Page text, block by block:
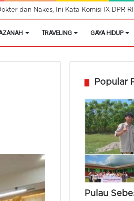
dan Nakes, Ini Kata Komisi IX DPR RI
TRAVELING GAYA HIDUP
Popular
Pulau